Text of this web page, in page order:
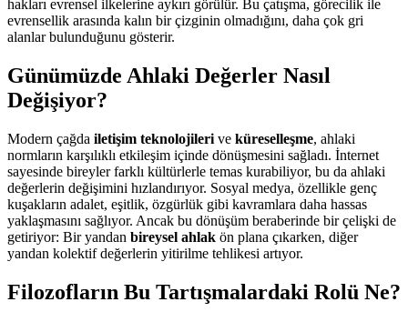
hakları evrensel ilkelerine aykırı görülür. Bu çatışma, görecilik ile
evrensellik arasında kalın bir çizginin olmadığını, daha çok gri
alanlar bulunduğunu gösterir.
Günümüzde Ahlaki Değerler Nasıl
Değişiyor?
Modern çağda iletişim teknolojileri ve küreselleşme, ahlaki
normların karşılıklı etkileşim içinde dönüşmesini sağladı. İnternet
sayesinde bireyler farklı kültürlerle temas kurabiliyor, bu da ahlaki
değerlerin değişimini hızlandırıyor. Sosyal medya, özellikle genç
kuşakların adalet, eşitlik, özgürlük gibi kavramlara daha hassas
yaklaşmasını sağlıyor. Ancak bu dönüşüm beraberinde bir çelişki de
getiriyor: Bir yandan bireysel ahlak ön plana çıkarken, diğer
yandan kolektif değerlerin yitirilme tehlikesi artıyor.
Filozofların Bu Tartışmalardaki Rolü Ne?